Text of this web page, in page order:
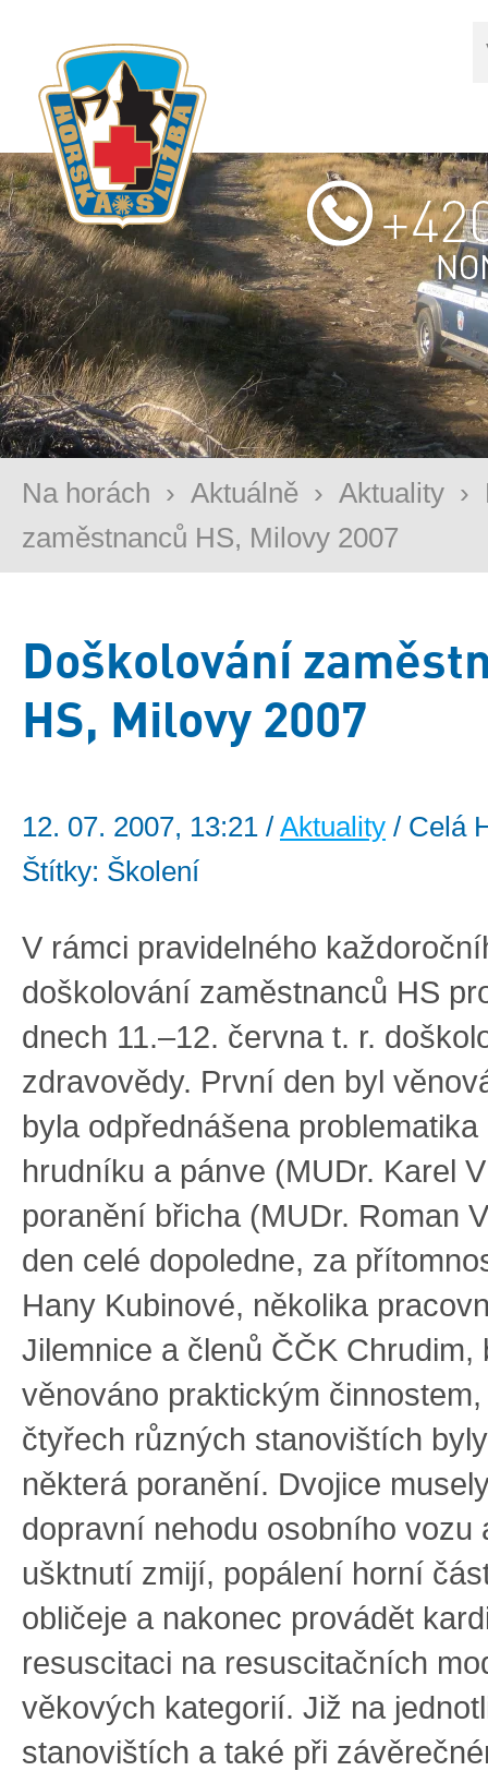
Na horách › Aktuálně › Aktuality ›
zaměstnanců HS, Milovy 2007
Doškolování
HS, Milovy 2007
12. 07. 2007, 13:21 / Aktuality / Celá
Štítky: Školení
V rámci pravidelného
doškolování zaměstnanců HS
dnech 11.–12. června t. r.
zdravovědy. První den byl
byla odpřednášena
hrudníku a pánve (MUDr. Karel
poranění břicha (MUDr. Roman
den celé dopoledne, za
Hany Kubinové, několika
Jilemnice a členů ČČK Chrudim,
věnováno praktickým
čtyřech různých stanovištích
některá poranění. Dvojice
dopravní nehodu osobního vozu
ušktnutí zmijí, popálení horní
obličeje a nakonec provádět
resuscitaci na resuscitačních
věkových kategorií. Již na
stanovištích a také při